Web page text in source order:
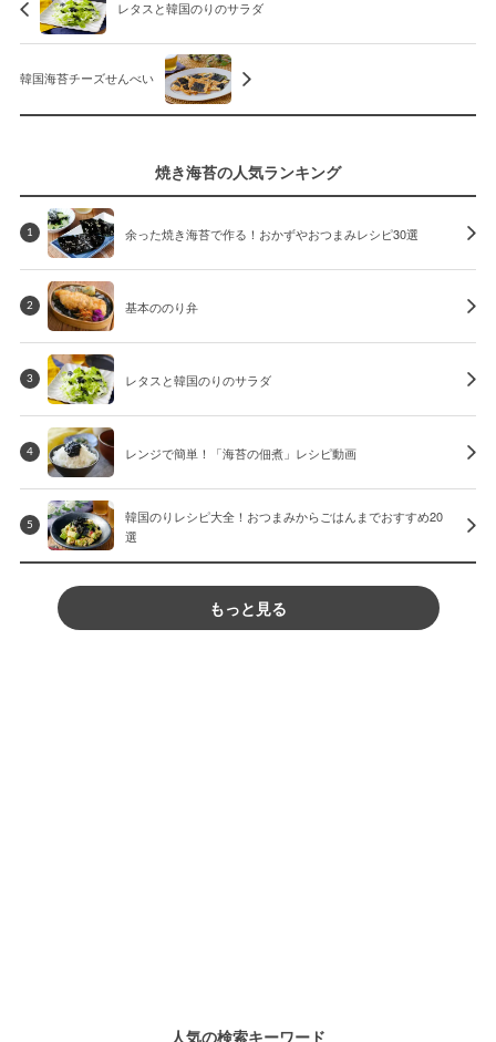
レタスと韓国のりのサラダ
韓国海苔チーズせんべい
焼き海苔の人気ランキング
1 余った焼き海苔で作る！おかずやおつまみレシピ30選
2 基本ののり弁
3 レタスと韓国のりのサラダ
4 レンジで簡単！「海苔の佃煮」レシピ動画
5
韓国のりレシピ大全！おつまみからごはんまでおすすめ20
選
もっと見る
人気の検索キーワード